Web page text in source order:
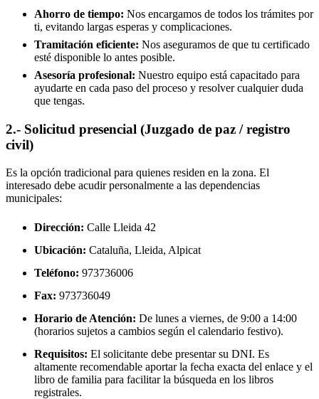
Ahorro de tiempo: Nos encargamos de todos los trámites por
ti, evitando largas esperas y complicaciones.
Tramitación eficiente: Nos aseguramos de que tu certificado
esté disponible lo antes posible.
Asesoría profesional: Nuestro equipo está capacitado para
ayudarte en cada paso del proceso y resolver cualquier duda
que tengas.
2.- Solicitud presencial (Juzgado de paz / registro
civil)
Es la opción tradicional para quienes residen en la zona. El
interesado debe acudir personalmente a las dependencias
municipales:
Dirección: Calle Lleida 42
Ubicación: Cataluña, Lleida, Alpicat
Teléfono: 973736006
Fax: 973736049
Horario de Atención: De lunes a viernes, de 9:00 a 14:00
(horarios sujetos a cambios según el calendario festivo).
Requisitos: El solicitante debe presentar su DNI. Es
altamente recomendable aportar la fecha exacta del enlace y el
libro de familia para facilitar la búsqueda en los libros
registrales.